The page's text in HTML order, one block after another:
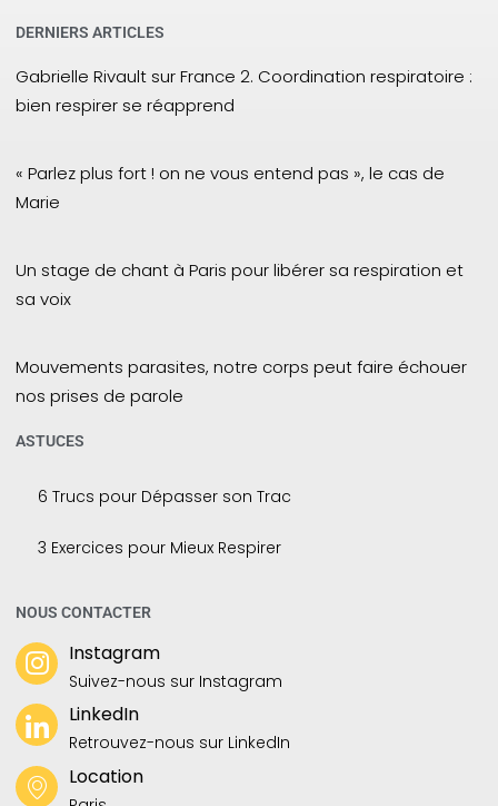
DERNIERS ARTICLES
Gabrielle Rivault sur France 2. Coordination respiratoire :
bien respirer se réapprend
« Parlez plus fort ! on ne vous entend pas », le cas de
Marie
Un stage de chant à Paris pour libérer sa respiration et
sa voix
Mouvements parasites, notre corps peut faire échouer
nos prises de parole
ASTUCES
6 Trucs pour Dépasser son Trac
3 Exercices pour Mieux Respirer
NOUS CONTACTER
Instagram
Suivez-nous sur Instagram
LinkedIn
Retrouvez-nous sur LinkedIn
Location